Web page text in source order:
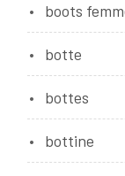
boots
botte
bottes
bottine